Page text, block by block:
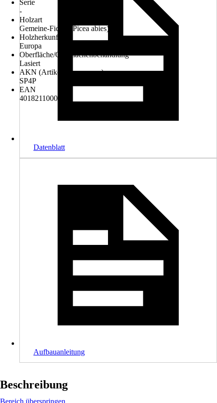
Serie
-
Holzart
Gemeine-Fichte (Picea abies)
Holzherkunft
Europa
Oberfläche/Oberflächenbehandlung
Lasiert
AKN (Artikelkurznummer)
SP4P
EAN
4018211000586
Datenblatt
Aufbauanleitung
Beschreibung
Bereich überspringen